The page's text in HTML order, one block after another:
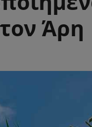
Άρη